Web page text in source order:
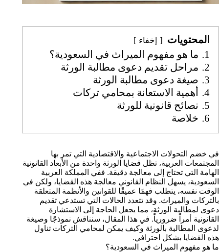
المحتويات إخفاء
1.
ما هو مفهوم الميراث في السعودية؟
2.
مراحل تقديم دعوى مطالبة الورثة
3.
صيغة دعوى مطالبة الورثة
4.
أهمية الاستعانة بمحامي تركات
5.
نصائح قانونية للورثة
6.
خلاصة
في خضم التحولات الاجتماعية والاقتصادية التي تمر بها
المجتمعات العربية، تظل قضايا الورثة واحدة من الأبعاد القانونية
الهامة التي تحتاج إلى معالجة دقيقة. ففي المملكة العربية
السعودية، يسهل النظام القانوني معالجة هذه القضايا، ولكن في
الوقت نفسه، يتطلب فهمًا عميقًا للقوانين والأنظمة المتعلقة
بالتركات والميراث. وقد تتعدد الحالات التي تستدعي تقديم
دعوى لمطالبة الورثة، مما يجعل الحاجة إلى الاستشارة
القانونية أمراً ضرورياً. في هذا المقال، سنناقش نموذجًا وصيغة
لدعوى المطالبة بالورثة وكيف يمكن لمحامي التركات تناول
هذه القضايا بشكل احترافي.
ما هو مفهوم الميراث في السعودية؟